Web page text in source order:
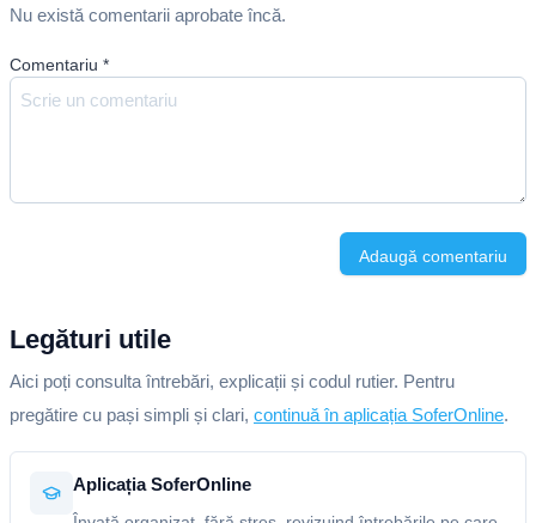
Nu există comentarii aprobate încă.
Comentariu *
Adaugă comentariu
Legături utile
Aici poți consulta întrebări, explicații și codul rutier. Pentru
pregătire cu pași simpli și clari, continuă în aplicația SoferOnline.
Aplicația SoferOnline